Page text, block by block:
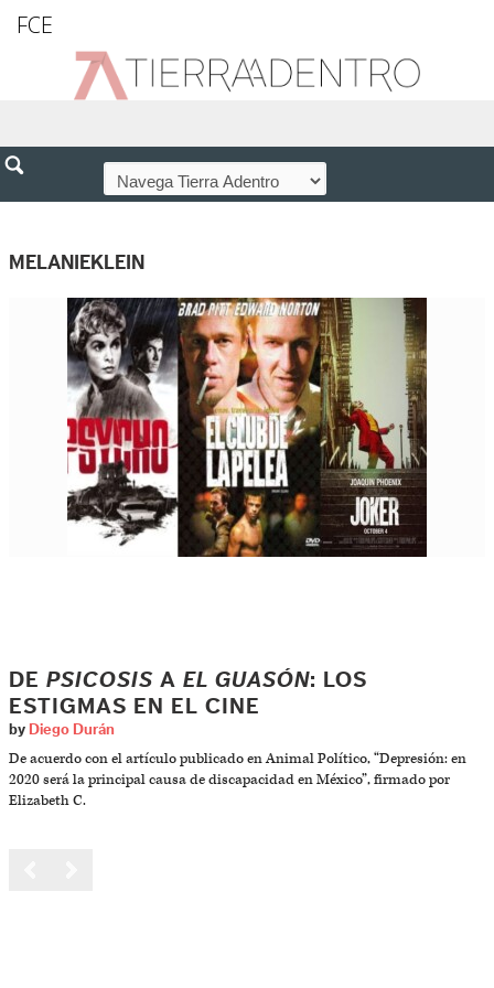
FCE
MELANIEKLEIN
DE PSICOSIS A EL GUASÓN: LOS
ESTIGMAS EN EL CINE
by Diego Durán
De acuerdo con el artículo publicado en Animal Político, “Depresión: en
2020 será la principal causa de discapacidad en México”, firmado por
Elizabeth C.